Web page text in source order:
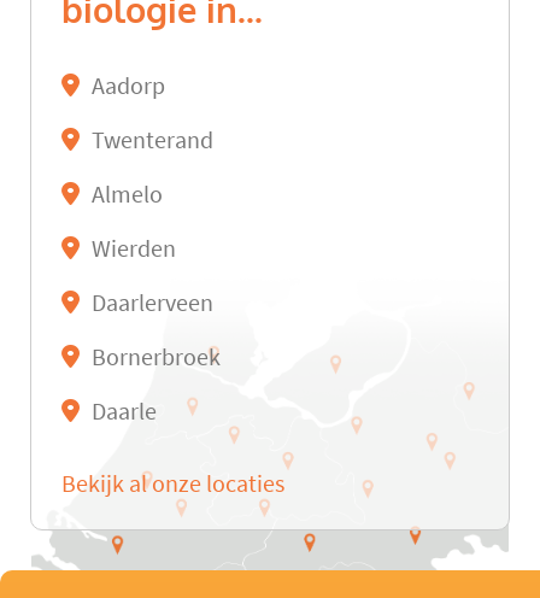
biologie in...
Aadorp
Twenterand
Almelo
Wierden
Daarlerveen
Bornerbroek
Daarle
Bekijk al onze locaties